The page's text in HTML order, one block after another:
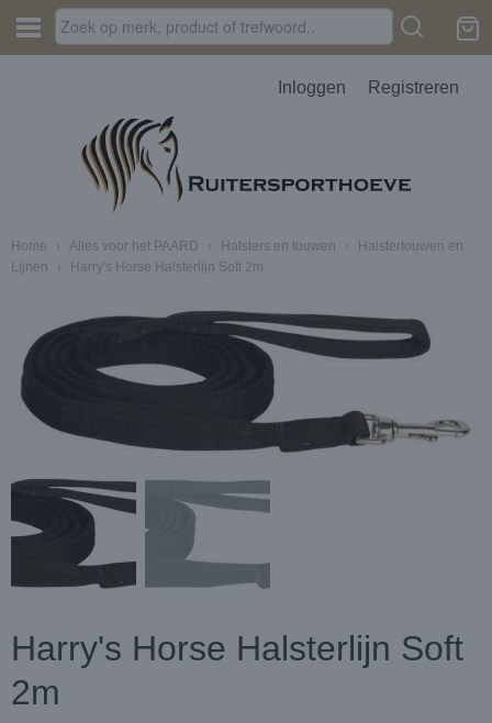
Inloggen Registreren
Home › Alles voor het PAARD › Halsters en touwen ›
Halstertouwen en
Lijnen
› Harry's Horse Halsterlijn Soft 2m
Harry's Horse Halsterlijn Soft
2m